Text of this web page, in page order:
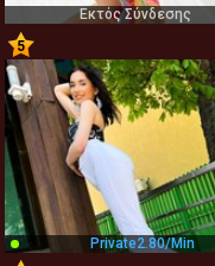
Εκτός Σύνδεσης
5
13
Private2.80/min